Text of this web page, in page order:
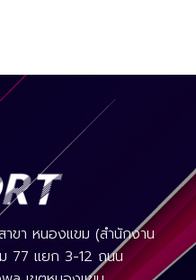
าขา หนองแขม (สำนักงาน
77 แยก 3-12 ถนน